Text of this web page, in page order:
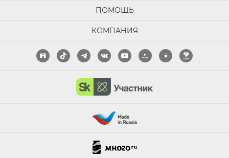
ПОМОЩЬ
КОМПАНИЯ